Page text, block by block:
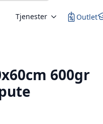
Tjenester Outlet
600gr